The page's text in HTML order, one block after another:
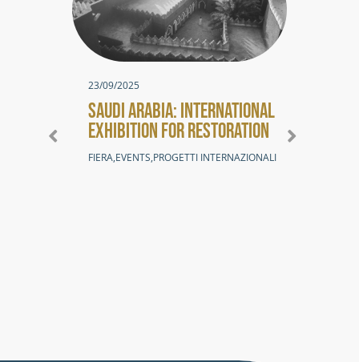
23/09/2025
SAUDI ARABIA: INTERNATIONAL
EXHIBITION FOR RESTORATION
FIERA,EVENTS,PROGETTI INTERNAZIONALI